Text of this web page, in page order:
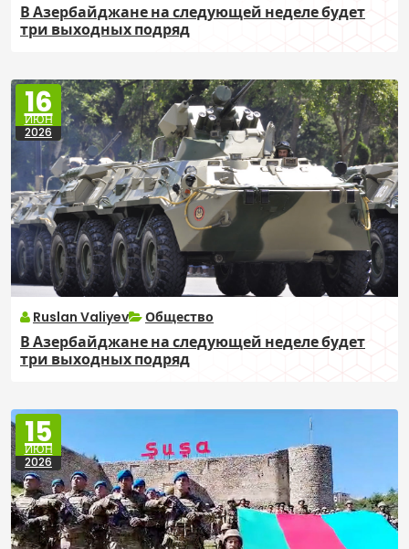
В Азербайджане на следующей неделе будет
три выходных подряд
16
ИЮН
2026
Ruslan Valiyev Общество
В Азербайджане на следующей неделе будет
три выходных подряд
15
ИЮН
2026